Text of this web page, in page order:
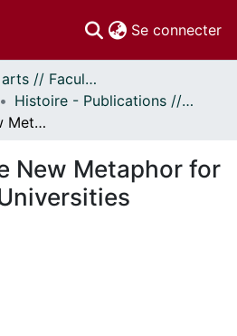
Se connecter
Faculté des arts // Faculty of Arts
Histoire - Publications // History - Publications
Embracing the New Metaphor for 21st Century Universities
New Metaphor for